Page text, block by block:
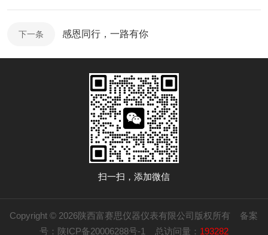
下一条 感恩同行，一路有你
扫一扫，添加微信
Copyright © 2026陕西富赛思仪器仪表有限公司版权所有 备案
号：陕ICP备20006288号-1
总访问量： 193282